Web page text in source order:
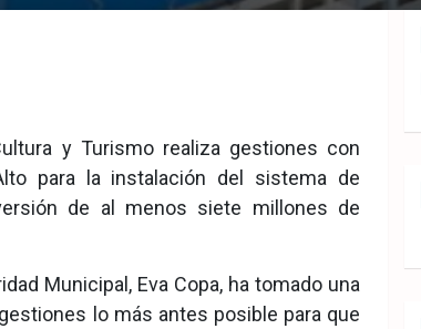
y Turismo realiza gestiones con
para la instalación del sistema de
de al menos siete millones de
Municipal, Eva Copa, ha tomado una
lo más antes posible para que